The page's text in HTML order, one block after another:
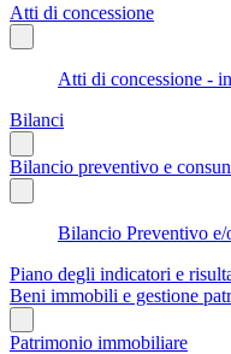
Atti di concessione
Atti di concessione -
Bilanci
Bilancio preventivo e
Bilancio Preventivo e/
Piano degli indicatori e
Beni immobili e gestione
Patrimonio immobiliare